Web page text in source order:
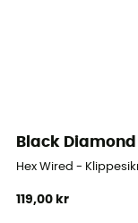
Black Diamond
Hex Wired -
119,00 kr